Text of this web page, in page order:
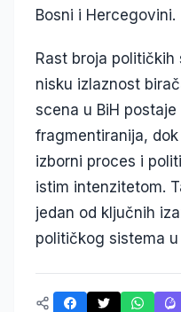
Bosni i Hercegovini.
Rast broja
nisku izlaznost
scena u BiH
fragmentiranija,
izborni proces i
istim intenzitetom.
jedan od ključnih
političkog sistema